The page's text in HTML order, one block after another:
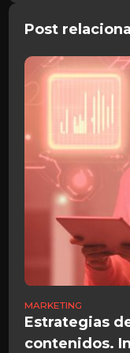
Post
MARKETING
Estrategias
contenidos.